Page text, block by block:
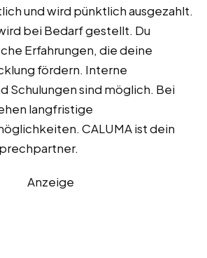
und wird pünktlich ausgezahlt.
bei Bedarf gestellt. Du
Erfahrungen, die deine
fördern. Interne
Schulungen sind möglich. Bei
langfristige
CALUMA ist dein
Anzeige